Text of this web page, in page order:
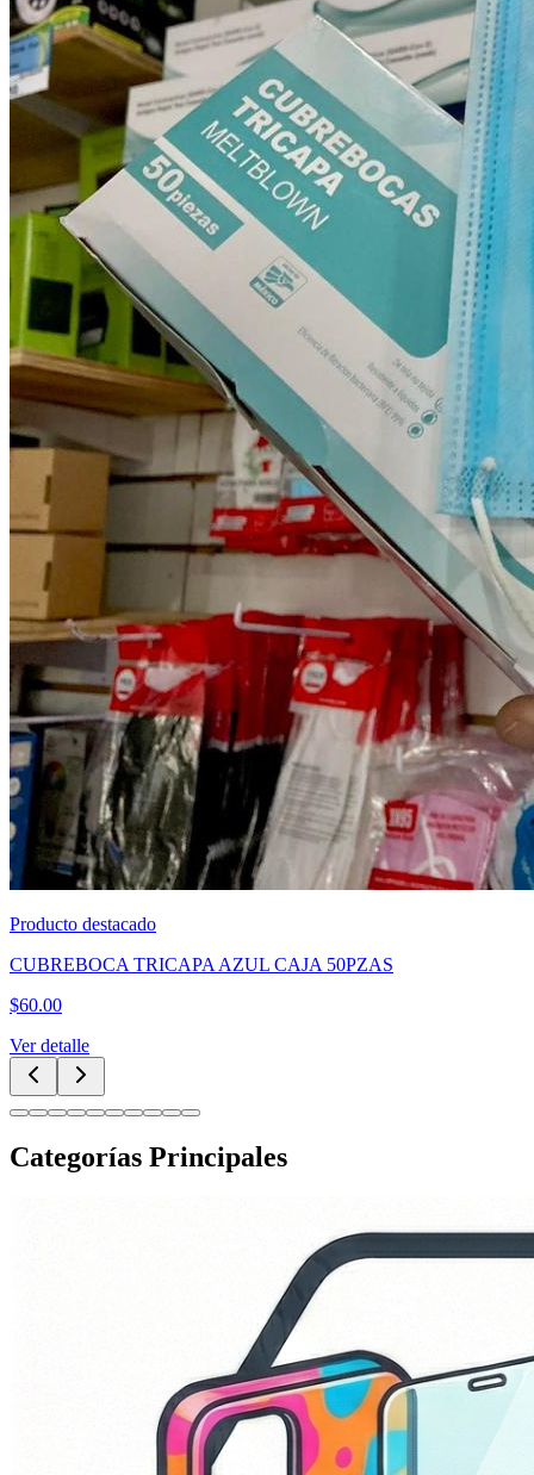
Producto destacado
CUBREBOCA TRICAPA AZUL CAJA 50PZAS
$60.00
Ver detalle
Categorías Principales